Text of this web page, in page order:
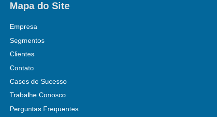
Mapa do Site
Empresa
Segmentos
Clientes
Contato
Cases de Sucesso
Trabalhe Conosco
Perguntas Frequentes